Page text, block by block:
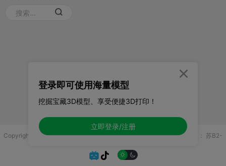
Copyright © 2025 无锡控博科技有限公司 版权所有增值电信业务许可证： 苏B2-
 
登录即可使用海量模型
挖掘宝藏3D模型、享受便捷3D打印！
立即登录/注册
